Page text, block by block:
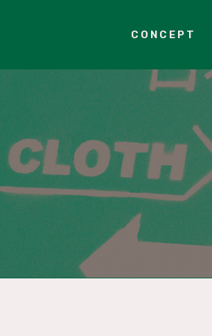
CONCEPT